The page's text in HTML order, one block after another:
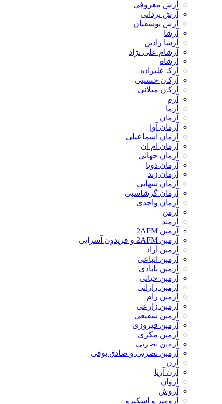
آرش معروفی
آرش یزدانی
آرش یوسفیان
آرشا
آرشا رادین
آرشام علی نژاد
آرشاه
آرکا علیزاده
آرکان حسینی
آرکان میلانی
آرم
آرما
آرمان
آرمان آوا
آرمان اسماعیلی
آرمان ام ان
آرمان جهانی
آرمان ذویا
آرمان زند
آرمان شهابی
آرمان گرشاسبی
آرمان واحدی
آرمن
آرمند
آرمین 2AFM
آرمین 2AFM و فریدون آسرایی
آرمین آراد
آرمین اتباعی
آرمین بابادی
آرمین حیاتی
آرمین رازانی
آرمین رام
آرمین زارعی
آرمین شفیعی
آرمین فیروزی
آرمین مکری
آرمین نصرتی
آرمین نصرتی و صادق بوقی
آرن
آرن آریا
آروان
آروش
آرومیر و اسکیزو